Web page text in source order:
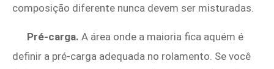
composição diferente nunca devem ser misturadas.
Pré-carga. A área onde a maioria fica aquém é
definir a pré-carga adequada no rolamento. Se você